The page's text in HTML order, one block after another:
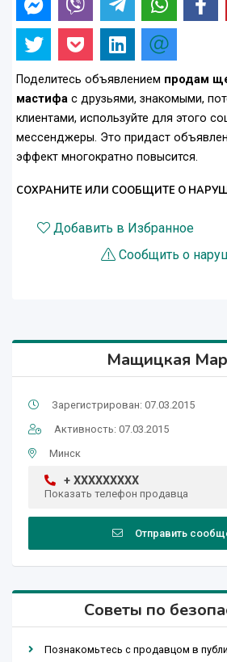
Поделитесь объявлением продам
мастифа с друзьями, знакомыми,
клиентами, используйте для этого
мессенджеры. Это придаст
эффект многократно повысится.
СОХРАНИТЕ ИЛИ СООБЩИТЕ О
Добавить в Избранное
Сообщить о
Мащицкая
Зарегистрирован: 07.03.2015
Активность: 07.03.2015
Минск
+ XXXXXXXXX
Показать телефон продавца
Отправить
Советы по
Познакомьтесь с продавцом в